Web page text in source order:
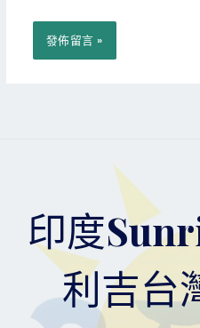
印度
利吉台